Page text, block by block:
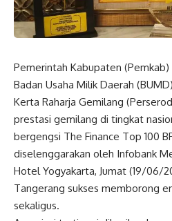
Pemerintah Kabupaten
Badan Usaha Milik Daerah
Kerta Raharja Gemilang
prestasi gemilang di tingkat
bergengsi The Finance Top 100
diselenggarakan oleh Infobank
Hotel Yogyakarta, Jumat (19/06/
Tangerang sukses memborong
sekaligus.